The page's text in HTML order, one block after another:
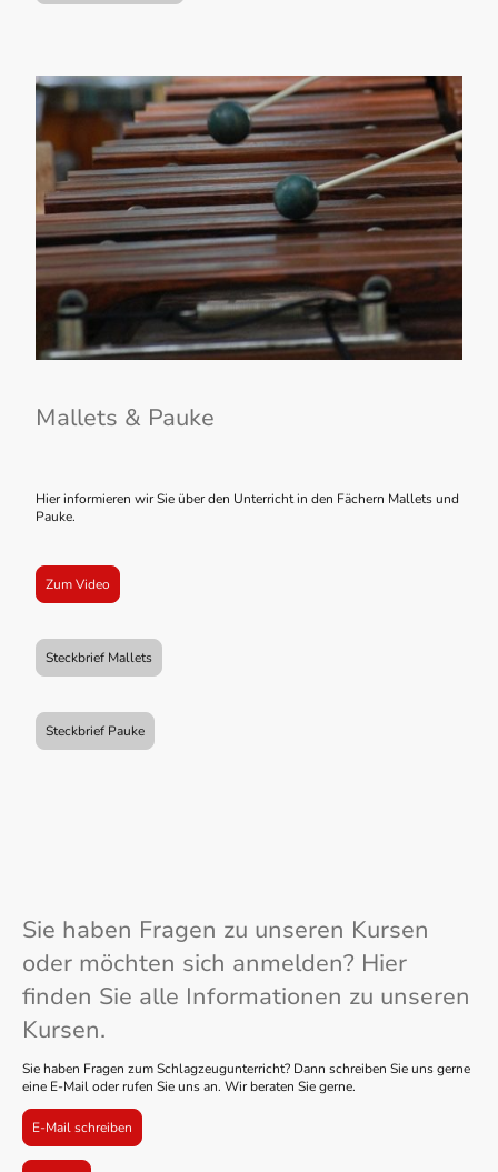
Mallets & Pauke
Hier informieren wir Sie über den Unterricht in den Fächern Mallets und
Pauke.
Zum Video
Steckbrief Mallets
Steckbrief Pauke
Sie haben Fragen zu unseren Kursen
oder möchten sich anmelden? Hier
finden Sie alle Informationen zu unseren
Kursen.
Sie haben Fragen zum Schlagzeugunterricht? Dann schreiben Sie uns gerne
eine E-Mail oder rufen Sie uns an. Wir beraten Sie gerne.
E-Mail schreiben